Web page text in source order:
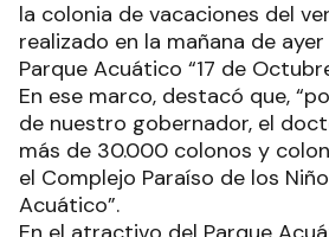
la colonia de vacaciones del
realizado en la mañana de
Parque Acuático “17 de
En ese marco, destacó que,
de nuestro gobernador, el
más de 30.000 colonos y
el Complejo Paraíso de los
Acuático”.